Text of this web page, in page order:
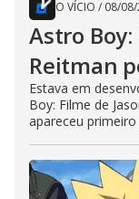
O VÍCIO / 08/
Astro Boy:
Reitman
Estava em
Boy: Filme de
apareceu primeiro